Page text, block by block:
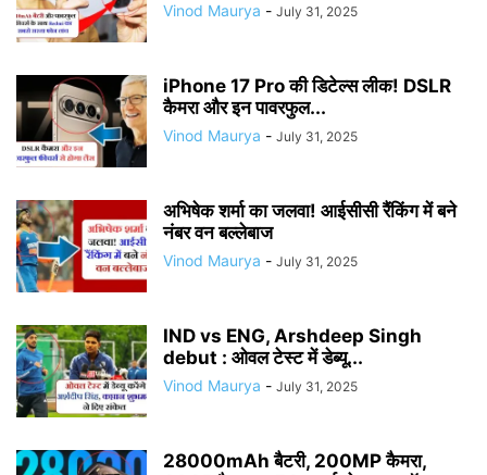
Vinod Maurya - July 31, 2025
iPhone 17 Pro की डिटेल्स लीक! DSLR
कैमरा और इन पावरफुल...
Vinod Maurya - July 31, 2025
​अभिषेक शर्मा का जलवा! आईसीसी रैंकिंग में बने
नंबर वन बल्लेबाज
Vinod Maurya - July 31, 2025
IND vs ENG, Arshdeep Singh
debut : ओवल टेस्ट में डेब्यू...
Vinod Maurya - July 31, 2025
28000mAh बैटरी, 200MP कैमरा,